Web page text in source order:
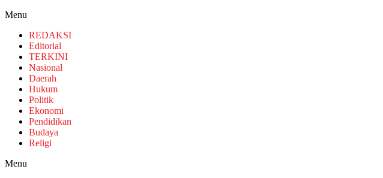
Menu
REDAKSI
Editorial
TERKINI
Nasional
Daerah
Hukum
Politik
Ekonomi
Pendidikan
Budaya
Religi
Menu